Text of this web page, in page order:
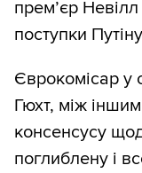
прем’єр
поступки
Єврокомісар у
Гюхт, між
консенсусу
поглиблену і